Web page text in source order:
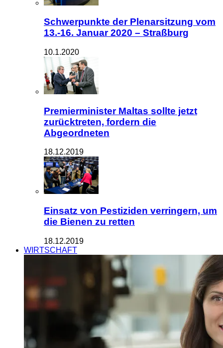
Schwerpunkte der Plenarsitzung vom
13.-16. Januar 2020 – Straßburg
10.1.2020
Premierminister Maltas sollte jetzt
zurücktreten, fordern die
Abgeordneten
18.12.2019
Einsatz von Pestiziden verringern, um
die Bienen zu retten
18.12.2019
WIRTSCHAFT